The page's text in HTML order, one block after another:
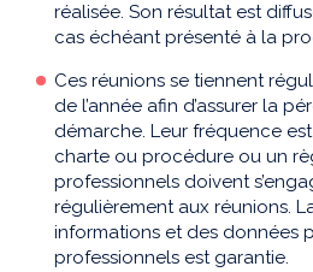
réalisée. Son résultat est
cas échéant présenté à la
Ces réunions se tiennent
de l’année afin d’assurer la
démarche. Leur fréquence
charte ou procédure ou un
professionnels doivent
régulièrement aux réunions.
informations et des données
professionnels est garantie.